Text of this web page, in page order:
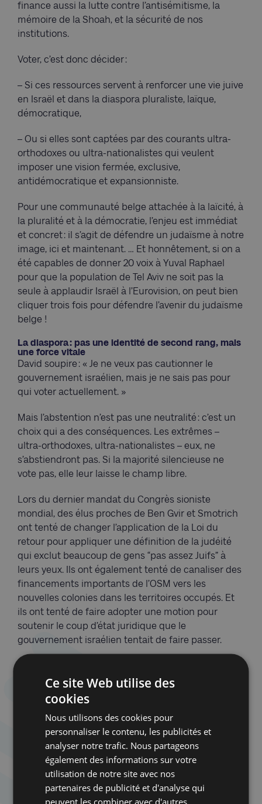
finance aussi la lutte contre l’antisémitisme, la
mémoire de la Shoah, et la sécurité de nos
institutions.
Voter, c’est donc décider :
– Si ces ressources servent à renforcer une vie juive
en Israël et dans la diaspora pluraliste, laïque,
démocratique,
– Ou si elles sont captées par des courants ultra-
orthodoxes ou ultra-nationalistes qui veulent
imposer une vision fermée, exclusive,
antidémocratique et expansionniste.
Pour une communauté belge attachée à la laïcité, à
la pluralité et à la démocratie, l’enjeu est immédiat
et concret : il s’agit de défendre un judaïsme à notre
image, ici et maintenant. … Et honnêtement, si on a
été capables de donner 20 voix à Yuval Raphael
pour que la population de Tel Aviv ne soit pas la
seule à applaudir Israël à l’Eurovision, on peut bien
cliquer trois fois pour défendre l’avenir du judaïsme
belge !
La diaspora : pas une identité de second rang, mais
une force vitale
David soupire : « Je ne veux pas cautionner le
gouvernement israélien, mais je ne sais pas pour
qui voter actuellement. »
Mais l’abstention n’est pas une neutralité : c’est un
choix qui a des conséquences. Les extrêmes –
ultra-orthodoxes, ultra-nationalistes – eux, ne
s’abstiendront pas. Si la majorité silencieuse ne
vote pas, elle leur laisse le champ libre.
Lors du dernier mandat du Congrès sioniste
mondial, des élus proches de Ben Gvir et Smotrich
ont tenté de changer l’application de la Loi du
retour pour appliquer une définition de la judéité
qui exclut beaucoup de gens “pas assez Juifs” à
leurs yeux. Ils ont également tenté de canaliser des
financements importants de l’OSM vers les
nouvelles colonies dans les territoires occupés. Et
ils ont tenté de faire adopter une motion pour
soutenir le coup d’état juridique que le
gouvernement israélien tentait de faire passer.
définition du judaïsme mondial, sur la répartition
des ressources, sur la voix qui sera entendue à
On peut critiquer le gouvernement israélien et
rester attachés à Israël
David hésite aussi à soutenir une liste ouvertement
en porte-à-faux avec le gouvernement en Israël: «
Je n’ai pas envie de donner mon soutien
inconditionnel à tout ce que font Netanyahou et sa
Ce site Web utilise des
cookies
Nous utilisons des cookies pour
personnaliser le contenu, les publicités et
analyser notre trafic. Nous partageons
également des informations sur votre
utilisation de notre site avec nos
partenaires de publicité et d'analyse qui
peuvent les combiner avec d'autres